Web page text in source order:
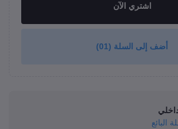
اشتري الآن
أضف إلى السلة (01)
البائع